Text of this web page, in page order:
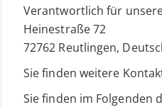
Verantwortlich für unsere
Heinestraße 72
72762 Reutlingen,
Sie finden weitere
Sie finden im Folgenden